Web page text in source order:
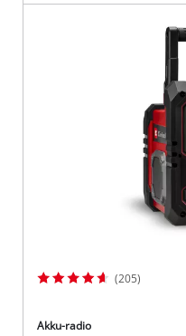
(205)
Akku-radio